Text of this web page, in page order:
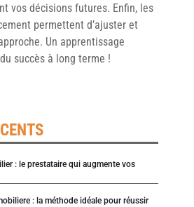
vos décisions futures. Enfin, les
permettent d’ajuster et
Un apprentissage
succès à long terme !
: le prestataire qui augmente vos
: la méthode idéale pour réussir